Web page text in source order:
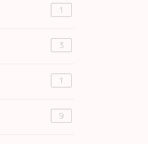
1
3
1
9